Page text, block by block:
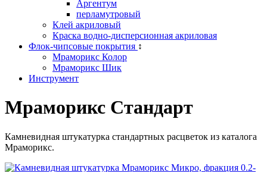
Аргентум
перламутровый
Клей акриловый
Краска водно-дисперсионная акриловая
Флок-чипсовые покрытия ↕
Мраморикс Колор
Мраморикс Шик
Инструмент
Мраморикс Стандарт
Камневидная штукатурка стандартных расцветок из каталога
Мраморикс.